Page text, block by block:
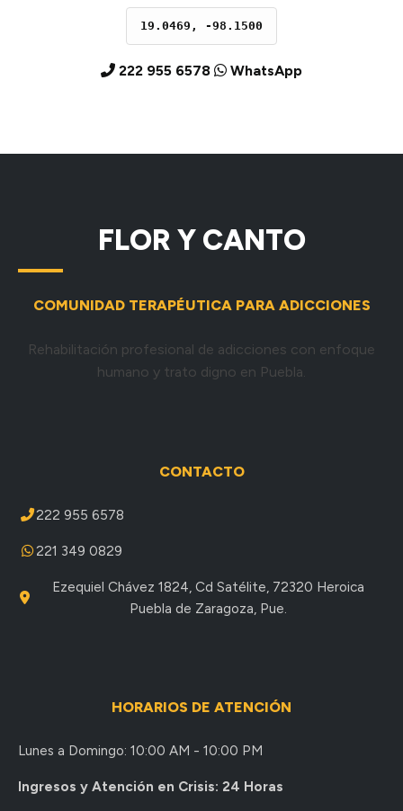
19.0469, -98.1500
222 955 6578 WhatsApp
FLOR Y CANTO
COMUNIDAD TERAPÉUTICA PARA ADICCIONES
Rehabilitación profesional de adicciones con enfoque
humano y trato digno en Puebla.
CONTACTO
222 955 6578
221 349 0829
Ezequiel Chávez 1824, Cd Satélite, 72320 Heroica
Puebla de Zaragoza, Pue.
HORARIOS DE ATENCIÓN
Lunes a Domingo: 10:00 AM - 10:00 PM
Ingresos y Atención en Crisis: 24 Horas